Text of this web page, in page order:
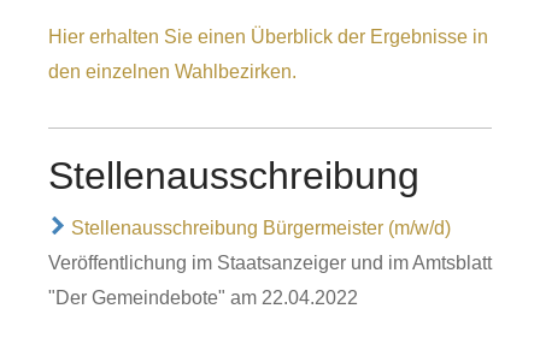
Hier erhalten Sie einen Überblick der Ergebnisse in
den einzelnen Wahlbezirken.
Stellenausschreibung
Stellenausschreibung Bürgermeister (m/w/d)
Veröffentlichung im Staatsanzeiger und im Amtsblatt
"Der Gemeindebote" am 22.04.2022